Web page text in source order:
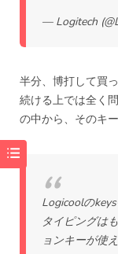
— Logitech
半分、博打して買
続ける上では全く
の中から、そのキ
Logicoolの
タイピングは
ョンキーが使